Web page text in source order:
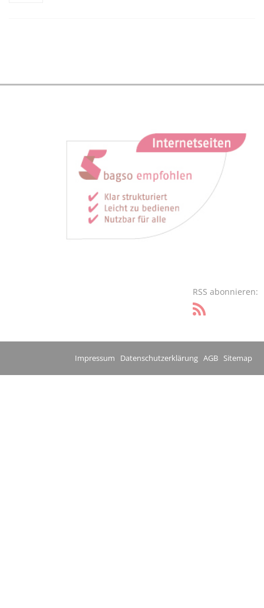
RSS abonnieren:
Impressum Datenschutzerklärung AGB Sitemap